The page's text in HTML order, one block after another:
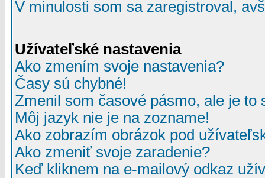
V minulosti som sa zaregistroval,
Užívateľské nastavenia
Ako zmením svoje nastavenia?
Časy sú chybné!
Zmenil som časové pásmo, ale je to
Môj jazyk nie je na zozname!
Ako zobrazím obrázok pod
Ako zmeniť svoje zaradenie?
Keď kliknem na e-mailový odkaz